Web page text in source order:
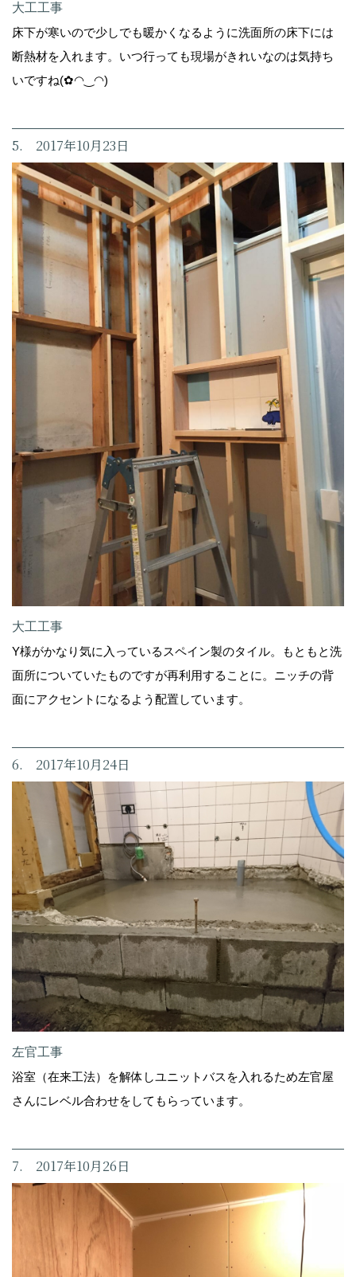
大工工事
床下が寒いので少しでも暖かくなるように洗面所の床下には
断熱材を入れます。いつ行っても現場がきれいなのは気持ち
いですね(✿◠‿◠)
5. 2017年10月23日
大工工事
Y様がかなり気に入っているスペイン製のタイル。もともと洗
面所についていたものですが再利用することに。ニッチの背
面にアクセントになるよう配置しています。
6. 2017年10月24日
左官工事
浴室（在来工法）を解体しユニットバスを入れるため左官屋
さんにレベル合わせをしてもらっています。
7. 2017年10月26日